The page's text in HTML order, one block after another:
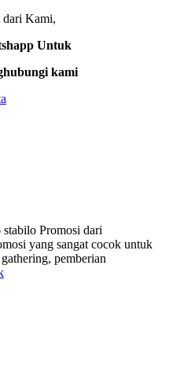
dari Kami,
Untuk
kami
Promosi dari
yang sangat cocok untuk
pemberian